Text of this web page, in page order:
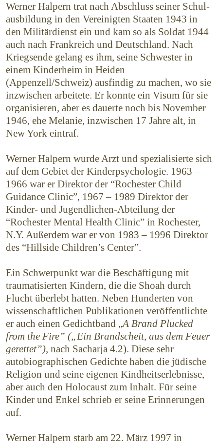
Werner Halpern trat nach Abschluss seiner Schul­
aus­bildung in den Vereinigten Staaten 1943 in
den Militärdienst ein und kam so als Soldat 1944
auch nach Frankreich und Deutschland. Nach
Kriegsende gelang es ihm, seine Schwester in
einem Kinderheim in Heiden
(Appenzell/Schweiz) ausfindig zu machen, wo sie
inzwischen arbeitete. Er konnte ein Visum für sie
organisieren, aber es dauerte noch bis November
1946, ehe Melanie, inzwischen 17 Jahre alt, in
New York eintraf.
Werner Halpern wurde Arzt und spezialisierte sich
auf dem Gebiet der Kinderpsychologie. 1963 –
1966 war er Direktor der “Rochester Child
Guidance Clinic”, 1967 – 1989 Direktor der
Kinder- und Jugendlichen-Abteilung der
“Rochester Mental Health Clinic” in Rochester,
N.Y. Außerdem war er von 1983 – 1996 Direktor
des “Hillside Children’s Center”.
Ein Schwerpunkt war die Beschäftigung mit
traumatisierten Kindern, die die Shoah durch
Flucht überlebt hatten. Neben Hunderten von
wissenschaft­lichen Publikationen veröffentlichte
er auch einen Gedichtband „A Brand Plucked
from the Fire” („Ein Brandscheit, aus dem Feuer
gerettet”), nach Sacharja 4.2). Diese sehr
autobiographischen Gedichte haben die jüdische
Religion und seine eigenen Kindheits­erlebnisse,
aber auch den Holocaust zum Inhalt. Für seine
Kinder und Enkel schrieb er seine Erinnerungen
auf.
Werner Halpern starb am 22. März 1997 in